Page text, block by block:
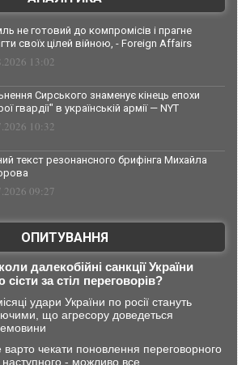
не готовий до компромісів і прагне
своїх цілей війною, - Foreign Affairs
13:02
Сирського знаменує кінець епохи
гвардії" в українській армії — NYT
10:32
текст резонансного брифінга Михайла
09:27
ОПИТУВАННЯ
далекобійні санкції України
за стіл переговорів?
удари України по росії стануть
що агресору доведеться
варто чекати поновлення переговорного
- можливо все